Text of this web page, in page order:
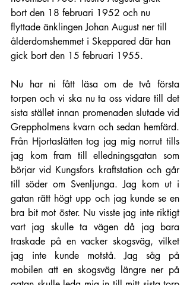
bort den 18 februari 1952 och nu
flyttade änklingen Johan August ner till
ålderdomshemmet i Skeppared där han
gick bort den 15 februari 1955.
Nu har ni fått läsa om de två första
torpen och vi ska nu ta oss vidare till det
sista stället innan promenaden slutade vid
Greppholmens kvarn och sedan hemfärd.
Från Hjortaslätten tog jag mig norrut tills
jag kom fram till elledningsgatan som
börjar vid Kungsfors kraftstation och går
till söder om Svenljunga. Jag kom ut i
gatan rätt högt upp och jag kunde se en
bra bit mot öster. Nu visste jag inte riktigt
vart jag skulle ta vägen då jag bara
traskade på en vacker skogsväg, vilket
jag inte kunde motstå. Jag såg på
mobilen att en skogsväg längre ner på